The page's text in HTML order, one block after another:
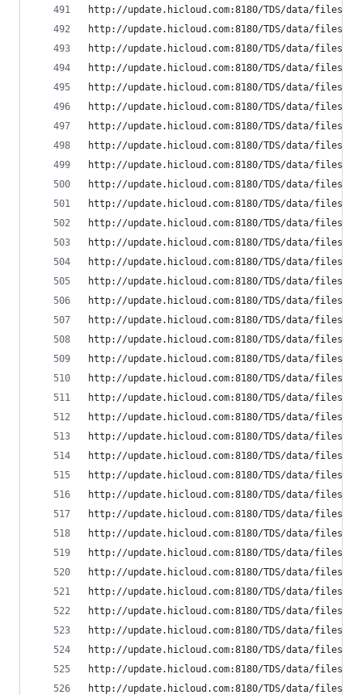
http://update.hicloud.com:8180/TDS/data/files/p9/
http://update.hicloud.com:8180/TDS/data/files/p9/
http://update.hicloud.com:8180/TDS/data/files/p9/
http://update.hicloud.com:8180/TDS/data/files/p9/
http://update.hicloud.com:8180/TDS/data/files/p9/
http://update.hicloud.com:8180/TDS/data/files/p9/
http://update.hicloud.com:8180/TDS/data/files/p9/
http://update.hicloud.com:8180/TDS/data/files/p9/
http://update.hicloud.com:8180/TDS/data/files/p9/
http://update.hicloud.com:8180/TDS/data/files/p9/
http://update.hicloud.com:8180/TDS/data/files/p9/
http://update.hicloud.com:8180/TDS/data/files/p9/
http://update.hicloud.com:8180/TDS/data/files/p9/
http://update.hicloud.com:8180/TDS/data/files/p9/
http://update.hicloud.com:8180/TDS/data/files/p9/
http://update.hicloud.com:8180/TDS/data/files/
http://update.hicloud.com:8180/TDS/data/files/p9/
http://update.hicloud.com:8180/TDS/data/files/
http://update.hicloud.com:8180/TDS/data/files/p9/
http://update.hicloud.com:8180/TDS/data/files/p9/
http://update.hicloud.com:8180/TDS/data/files/p9/
http://update.hicloud.com:8180/TDS/data/files/p9/
http://update.hicloud.com:8180/TDS/data/files/p9/
http://update.hicloud.com:8180/TDS/data/files/
http://update.hicloud.com:8180/TDS/data/files/p9/
http://update.hicloud.com:8180/TDS/data/files/p9/
http://update.hicloud.com:8180/TDS/data/files/p9/
http://update.hicloud.com:8180/TDS/data/files/p9/
http://update.hicloud.com:8180/TDS/data/files/p9/
http://update.hicloud.com:8180/TDS/data/files/p9/
http://update.hicloud.com:8180/TDS/data/files/p9/
http://update.hicloud.com:8180/TDS/data/files/p9/
http://update.hicloud.com:8180/TDS/data/files/p9/
http://update.hicloud.com:8180/TDS/data/files/p9/
http://update.hicloud.com:8180/TDS/data/files/p9/
http://update.hicloud.com:8180/TDS/data/files/p9/